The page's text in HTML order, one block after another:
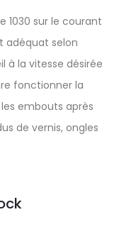
1030 sur le courant
adéquat selon
à la vitesse désirée
fonctionner la
embouts après
de vernis, ongles